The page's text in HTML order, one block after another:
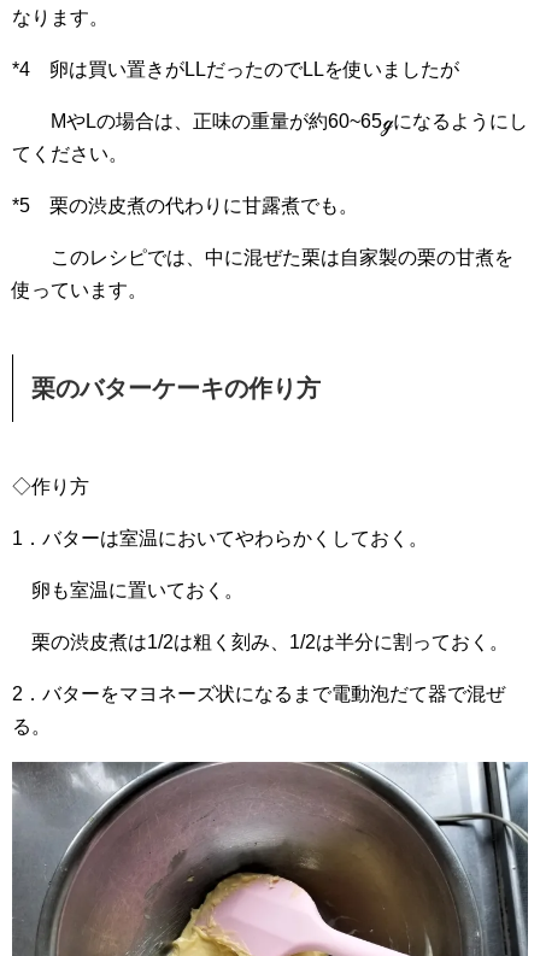
なります。
*4 卵は買い置きがLLだったのでLLを使いましたが
MやLの場合は、正味の重量が約60~65ℊになるようにし
てください。
*5 栗の渋皮煮の代わりに甘露煮でも。
このレシピでは、中に混ぜた栗は自家製の栗の甘煮を
使っています。
栗のバターケーキの作り方
◇作り方
1．バターは室温においてやわらかくしておく。
卵も室温に置いておく。
栗の渋皮煮は1/2は粗く刻み、1/2は半分に割っておく。
2．バターをマヨネーズ状になるまで電動泡だて器で混ぜ
る。